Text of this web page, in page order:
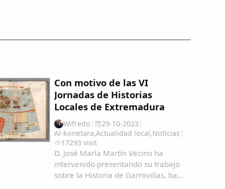
Con motivo de las VI
Jornadas de Historias
Locales de Extremadura
Wifredo | 29-10-2023|
Al-konetara,Actualidad local,Noticias |
17293 visit
D. José María Martín Vecino ha
intervenido presentando su trabajo
sobre la Historia de Garrovillas, bajo